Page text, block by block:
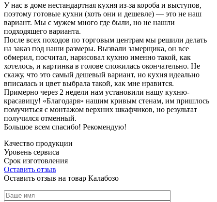
У нас в доме нестандартная кухня из-за короба и выступов,
поэтому готовые кухни (хоть они и дешевле) — это не наш
вариант. Мы с мужем много где были, но не нашли
подходящего варианта.
После всех походов по торговым центрам мы решили делать
на заказ под наши размеры. Вызвали замерщика, он все
обмерил, посчитал, нарисовал кухню именно такой, как
хотелось, и картинка в голове сложилась окончательно. Не
скажу, что это самый дешевый вариант, но кухня идеально
вписалась и цвет выбрала такой, как мне нравится.
Примерно через 2 недели нам установили нашу кухню-
красавицу! «Благодаря» нашим кривым стенам, им пришлось
помучиться с монтажом верхних шкафчиков, но результат
получился отменный.
Большое всем спасибо! Рекомендую!
Качество продукции
Уровень сервиса
Срок изготовления
Оставить отзыв
Оставить отзыв на товар Калабозо